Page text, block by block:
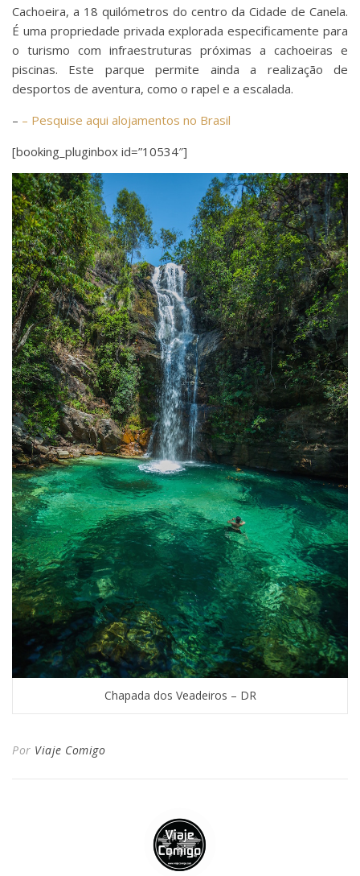
Cachoeira, a 18 quilómetros do centro da Cidade de Canela.
É uma propriedade privada explorada especificamente para
o turismo com infraestruturas próximas a cachoeiras e
piscinas. Este parque permite ainda a realização de
desportos de aventura, como o rapel e a escalada.
– – Pesquise aqui alojamentos no Brasil
[booking_pluginbox id=”10534″]
Chapada dos Veadeiros – DR
Por Viaje Comigo